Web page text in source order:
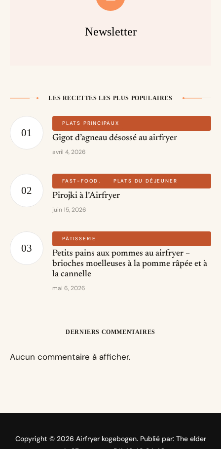
Newsletter
LES RECETTES LES PLUS POPULAIRES
PLATS PRINCIPAUX
Gigot d’agneau désossé au airfryer
avril 4, 2026
FAST-FOOD PLATS DU DÉJEUNER
Pirojki à l’Airfryer
juin 15, 2026
PÂTISSERIE
Petits pains aux pommes au airfryer –
brioches moelleuses à la pomme râpée et à
la cannelle
mai 6, 2026
DERNIERS COMMENTAIRES
Aucun commentaire à afficher.
Copyright © 2026 Airfryer kogebogen. Publié par: The elder